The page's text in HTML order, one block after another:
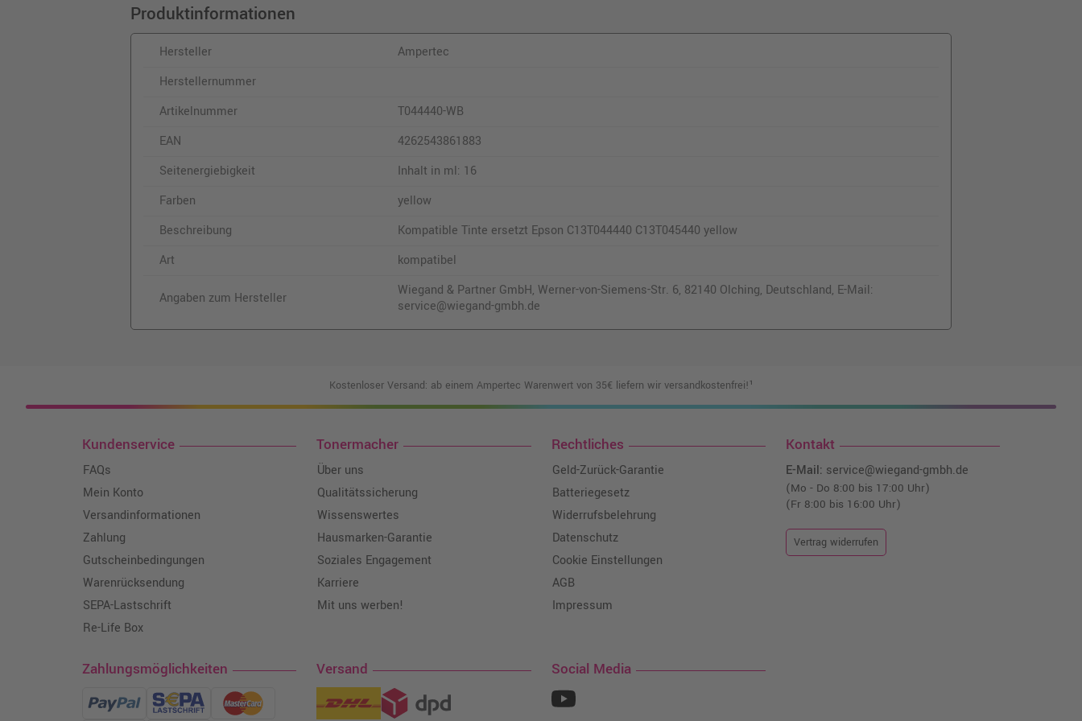
Produktinformationen
Hersteller
Ampertec
Herstellernummer
Artikelnummer
T044440-WB
EAN
4262543861883
Seitenergiebigkeit
Inhalt in ml: 16
Farben
yellow
Beschreibung
Kompatible Tinte ersetzt Epson C13T044440 C13T045440 yellow
Art
kompatibel
Angaben zum Hersteller
Wiegand & Partner GmbH, Werner-von-Siemens-Str. 6, 82140 Olching, Deutschland, E-Mail:
service@wiegand-gmbh.de
Kostenloser Versand: ab einem Ampertec Warenwert von 35€ liefern wir versandkostenfrei!¹
Kundenservice
FAQs
Mein Konto
Versandinformationen
Zahlung
Gutscheinbedingungen
Warenrücksendung
SEPA-Lastschrift
Re-Life Box
Tonermacher
Über uns
Qualitätssicherung
Wissenswertes
Hausmarken-Garantie
Soziales Engagement
Karriere
Mit uns werben!
Rechtliches
Geld-Zurück-Garantie
Batteriegesetz
Widerrufsbelehrung
Datenschutz
Cookie Einstellungen
AGB
Impressum
Kontakt
E-Mail: service@wiegand-gmbh.de
(Mo - Do 8:00 bis 17:00 Uhr)
(Fr 8:00 bis 16:00 Uhr)
Vertrag widerrufen
Zahlungsmöglichkeiten Versand Social Media